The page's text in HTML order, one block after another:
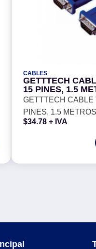
CABLES
GETTTECH
15 PINES, 1.5
3506
GETTTECH CABLE
PINES, 1.5
$34.78 + IVA